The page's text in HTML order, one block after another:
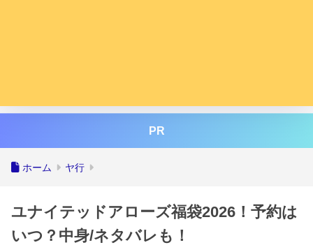
PR
ホーム ヤ行
ユナイテッドアローズ福袋2026！予約は
いつ？中身/ネタバレも！